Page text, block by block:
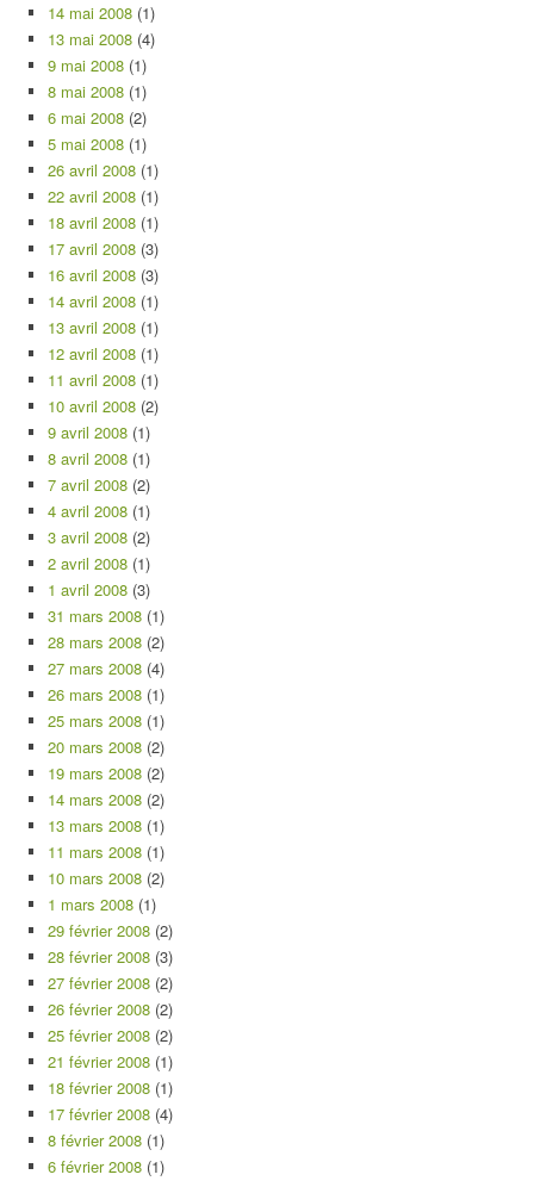
14 mai 2008 (1)
13 mai 2008 (4)
9 mai 2008 (1)
8 mai 2008 (1)
6 mai 2008 (2)
5 mai 2008 (1)
26 avril 2008 (1)
22 avril 2008 (1)
18 avril 2008 (1)
17 avril 2008 (3)
16 avril 2008 (3)
14 avril 2008 (1)
13 avril 2008 (1)
12 avril 2008 (1)
11 avril 2008 (1)
10 avril 2008 (2)
9 avril 2008 (1)
8 avril 2008 (1)
7 avril 2008 (2)
4 avril 2008 (1)
3 avril 2008 (2)
2 avril 2008 (1)
1 avril 2008 (3)
31 mars 2008 (1)
28 mars 2008 (2)
27 mars 2008 (4)
26 mars 2008 (1)
25 mars 2008 (1)
20 mars 2008 (2)
19 mars 2008 (2)
14 mars 2008 (2)
13 mars 2008 (1)
11 mars 2008 (1)
10 mars 2008 (2)
1 mars 2008 (1)
29 février 2008 (2)
28 février 2008 (3)
27 février 2008 (2)
26 février 2008 (2)
25 février 2008 (2)
21 février 2008 (1)
18 février 2008 (1)
17 février 2008 (4)
8 février 2008 (1)
6 février 2008 (1)